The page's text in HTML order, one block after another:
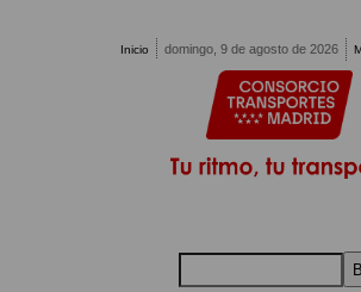
Inicio domingo, 9 de agosto de 2026